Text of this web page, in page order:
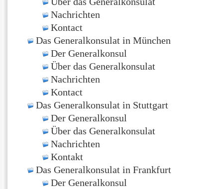
Nachrichten
Kontact
Das Generalkonsulat in München
Der Generalkonsul
Über das Generalkonsulat
Nachrichten
Kontact
Das Generalkonsulat in Stuttgart
Der Generalkonsul
Über das Generalkonsulat
Nachrichten
Kontakt
Das Generalkonsulat in Frankfurt
Der Generalkonsul